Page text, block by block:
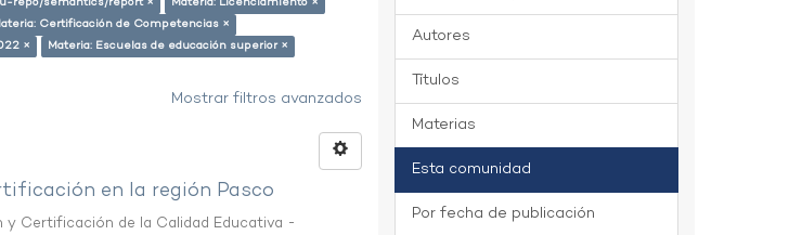
Certificación de Competencias ×
×
Materia: Escuelas de educación superior ×
Mostrar filtros avanzados
en la región Pasco
y Certificación de la Calidad Educativa -
Autores
Títulos
Materias
Esta comunidad
Por fecha de publicación